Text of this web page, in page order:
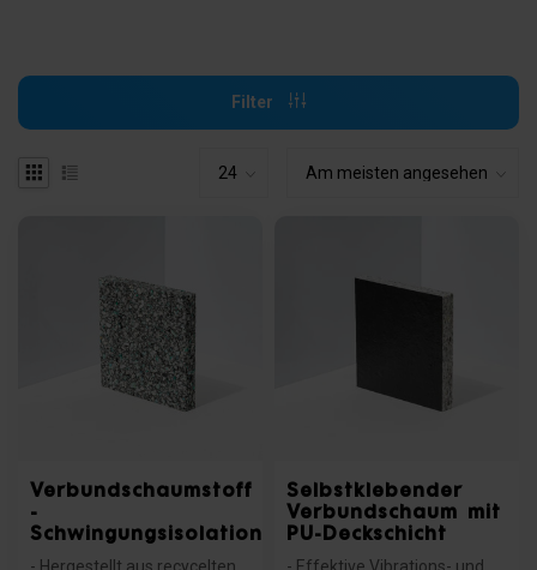
Filter
Verbundschaumstoff
-
Schwingungsisolation
- Hergestellt aus recycelten
Selbstklebender
Verbundschaum mit
PU-Deckschicht
- Effektive Vibrations- und